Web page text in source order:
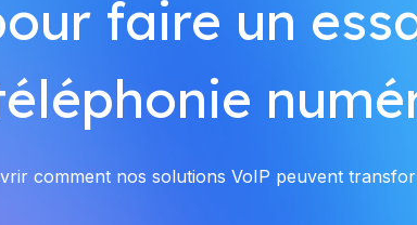
faire un
comment nos solutions VoIP peuvent